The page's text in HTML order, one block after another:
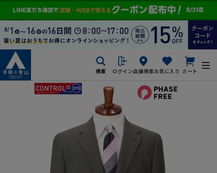
検索 ログイン店舗検索お気に入り カート